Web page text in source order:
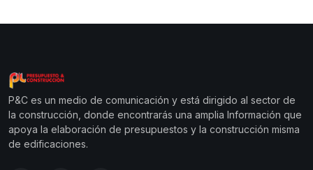
P&C es un medio de comunicación y está dirigido al sector de
la construcción, donde encontrarás una amplia Información que
apoya la elaboración de presupuestos y la construcción misma
de edificaciones.